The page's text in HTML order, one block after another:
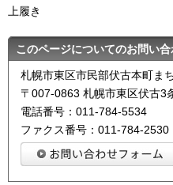
上履き
このページについてのお問い
札幌市東区市民部伏古本町ま
〒007-0863 札幌市東区伏古3
電話番号：011-784-5534
ファクス番号：011-784-2530